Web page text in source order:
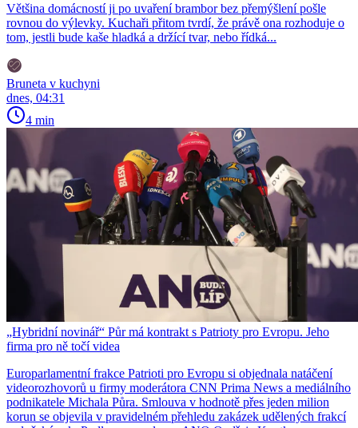
Většina domácností ji po uvaření brambor bez přemýšlení pošle
rovnou do výlevky. Kuchaři přitom tvrdí, že právě ona rozhoduje o
tom, jestli bude kaše hladká a držící tvar, nebo řídká...
Bruneta v kuchyni
dnes, 04:31
4 min
„Hybridní novinář“ Půr má kontrakt s Patrioty pro Evropu. Jeho
firma pro ně točí videa
Europarlamentní frakce Patrioti pro Evropu si objednala natáčení
videorozhovorů u firmy moderátora CNN Prima News a mediálního
podnikatele Michala Půra. Smlouva v hodnotě přes jeden milion
korun se objevila v pravidelném přehledu zakázek udělených frakcí